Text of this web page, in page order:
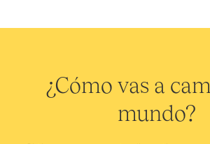
¿Cómo vas a
mundo?